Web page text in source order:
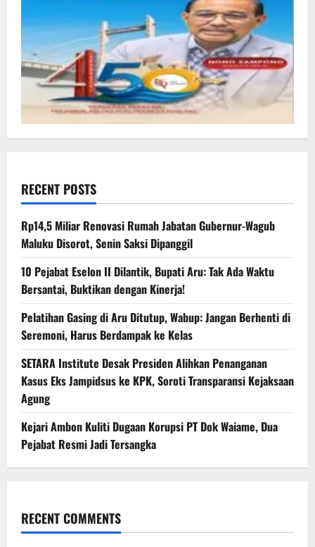
RECENT POSTS
Rp14,5 Miliar Renovasi Rumah Jabatan Gubernur-Wagub
Maluku Disorot, Senin Saksi Dipanggil
10 Pejabat Eselon II Dilantik, Bupati Aru: Tak Ada Waktu
Bersantai, Buktikan dengan Kinerja!
Pelatihan Gasing di Aru Ditutup, Wabup: Jangan Berhenti di
Seremoni, Harus Berdampak ke Kelas
SETARA Institute Desak Presiden Alihkan Penanganan
Kasus Eks Jampidsus ke KPK, Soroti Transparansi Kejaksaan
Agung
Kejari Ambon Kuliti Dugaan Korupsi PT Dok Waiame, Dua
Pejabat Resmi Jadi Tersangka
RECENT COMMENTS